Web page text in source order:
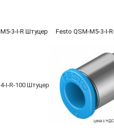
3-I-R Штуцер Festo QSM-M5-3-I-